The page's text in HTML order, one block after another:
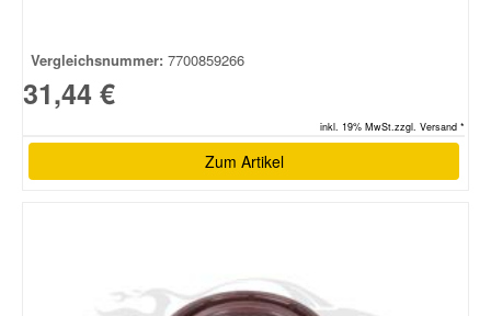
Vergleichsnummer: 7700859266
31,44 €
inkl. 19% MwSt.zzgl. Versand *
Zum Artikel